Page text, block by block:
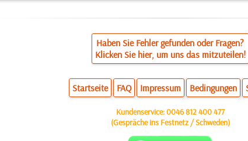
Haben Sie Fehler gefunden oder Fragen?
Klicken Sie hier, um uns das mitzuteilen!
Startseite FAQ Impressum Bedingungen
Kundenservice:0046 812 400 477
(Gespräche ins Festnetz / Schweden)